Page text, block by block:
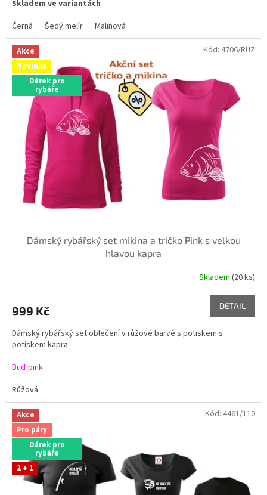
Skladem ve variantách
Černá
Šedý melír Malinová
Akce
Novinka
Dárek pro
rybáře
Dámský rybářský set mikina a tričko Pink s velkou
hlavou kapra
Skladem (20 ks)
999 Kč DETAIL
Dámský rybářský set oblečení v růžové barvě s potiskem s
potiskem kapra.
Buď pink
Růžová
Kód: 4706/RUZ
Akce
Pro páry
Dárek pro
rybáře
2 + 1
Kód: 4461/110